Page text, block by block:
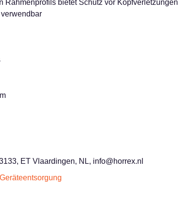
Rahmenprofils bietet Schutz vor Kopfverletzungen
ET Vlaardingen, NL, info@horrex.nl
Geräteentsorgung